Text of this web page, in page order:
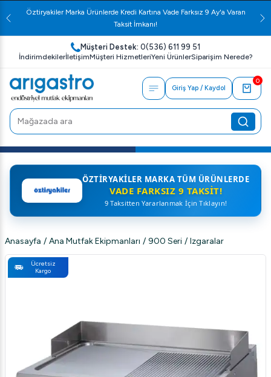
Öztiryakiler Marka Ürünlerde Kredi Kartına Vade Farksız 9 Ay'a Varan
Taksit İmkanı!
Müşteri Destek: 0(536) 611 99 51
İndirimdekilerİletişimMüşteri HizmetleriYeni ÜrünlerSiparişim Nerede?
Giriş Yap / Kaydol
0
ÖZTIRYAKILER MARKA TÜM ÜRÜNLERDE
VADE FARKSIZ 9 TAKSIT!
9 Taksitten Yararlanmak İçin Tıklayın!
Anasayfa / Ana Mutfak Ekipmanları / 900 Seri / Izgaralar
Ücretsiz
Kargo